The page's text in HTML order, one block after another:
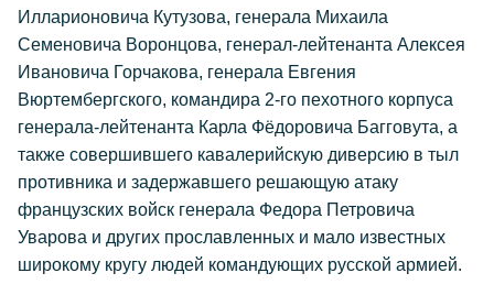
Илларионовича Кутузова, генерала Михаила
Семеновича Воронцова, генерал-лейтенанта Алексея
Ивановича Горчакова, генерала Евгения
Вюртембергского, командира 2-го пехотного корпуса
генерала-лейтенанта Карла Фёдоровича Багговута, а
также совершившего кавалерийскую диверсию в тыл
противника и задержавшего решающую атаку
французских войск генерала Федора Петровича
Уварова и других прославленных и мало известных
широкому кругу людей командующих русской армией.